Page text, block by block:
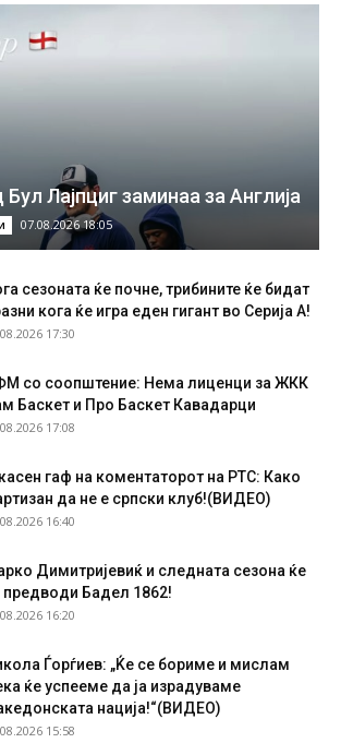
Лајпциг заминаа за Англија
07.08.2026 18:05
сезоната ќе почне, трибините ќе бидат
кога ќе игра еден гигант во Серија А!
17:30
со соопштение: Нема лиценци за ЖКК
Баскет и Про Баскет Кавадарци
17:08
гаф на коментаторот на РТС: Како
да не е српски клуб!(ВИДЕО)
16:40
Димитријевиќ и следната сезона ќе
предводи Бадел 1862!
16:20
Ѓорѓиев: „Ќе се бориме и мислам
ќе успееме да ја израдуваме
нација!“(ВИДЕО)
15:58